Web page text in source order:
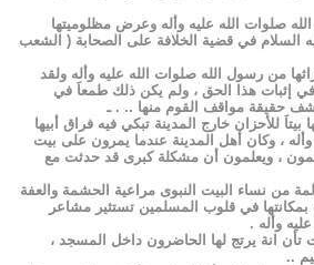
صلوات الله عليه وأله وعرض مظلوميتها
السلام في قضية الخلافة على الصحابة ( الشعب
من رسول الله صلوات الله عليه وأله ولقد
في إثبات هذا الحق ، ولم يكن ذلك طمعاَ في
حقيقة مواقف القوم منها .. . ـ
للأحزان خارج المدينة تبكي فيه فراق أبيها
، وكان أهل المدينة عندما يمرون على بيت
، ويعلمون أن مشكلة كبرى قد حدثت مع
من نساء البيت النبوى مراعية الحشمة والعفة
في قلوب المسلمين تستثير مشاعر
وأله .
انة يرتج لها الحاضرون داخل المسجد ،
..